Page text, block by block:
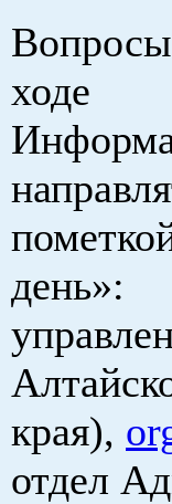
ходе
день»:
края),
отдел